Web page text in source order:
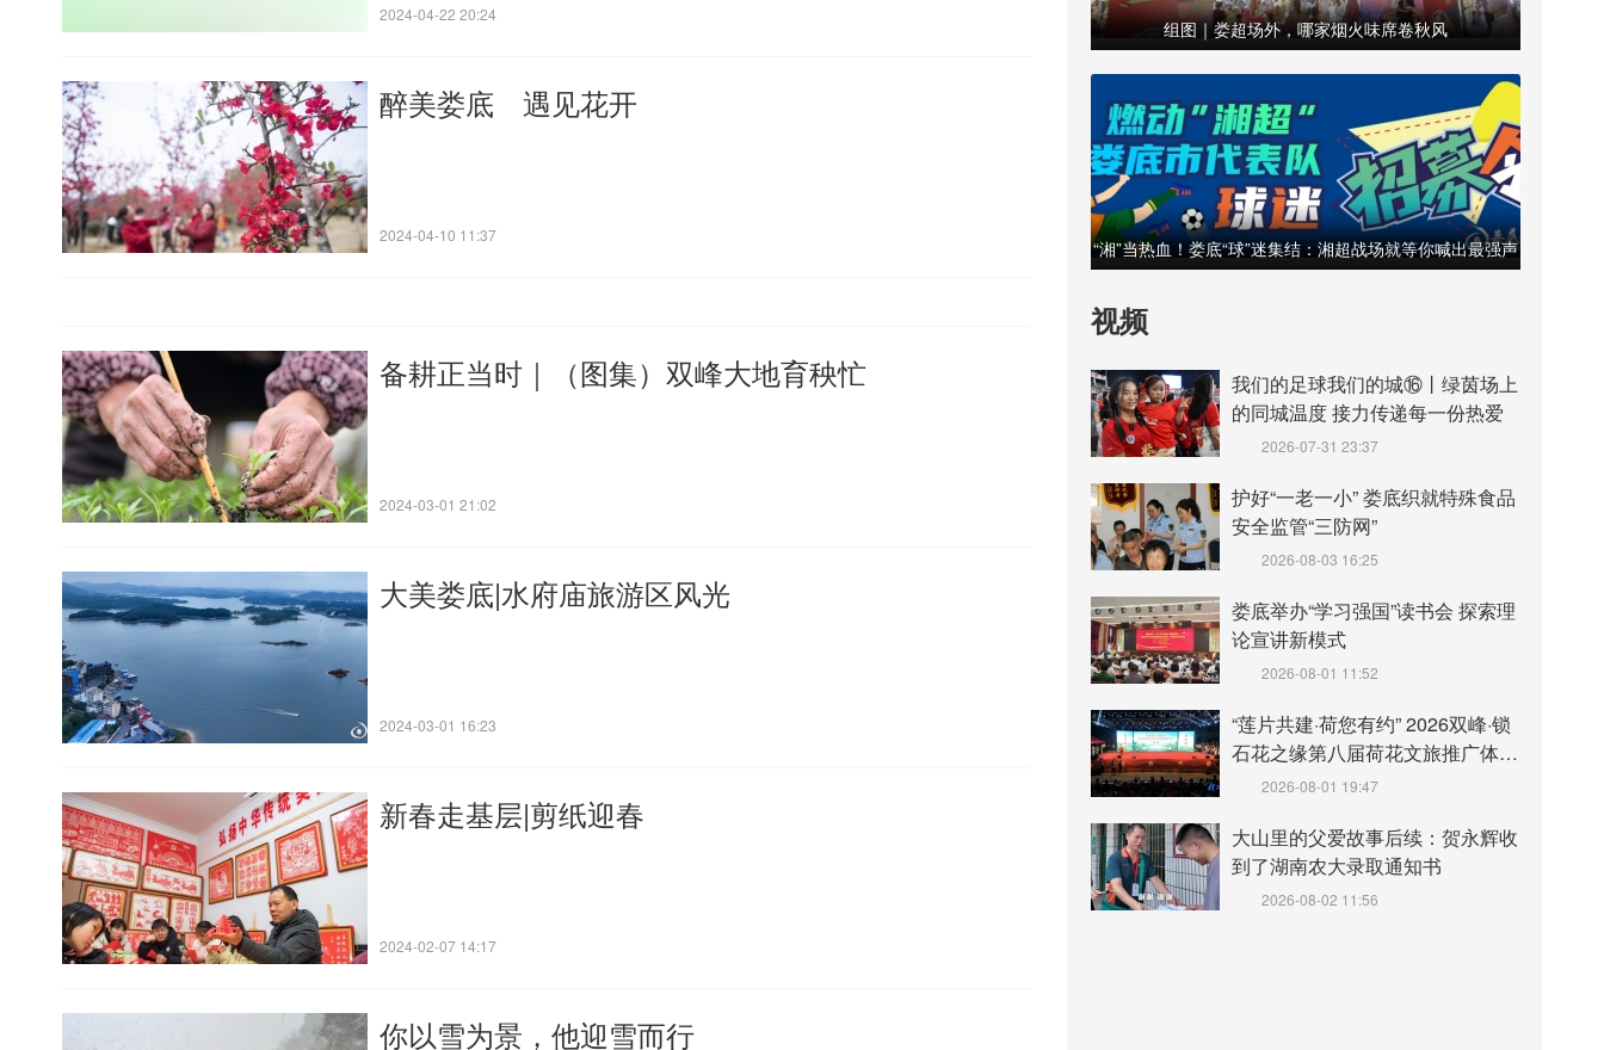
2024-04-22 20:24
醉美娄底 遇见花开
2024-04-10 11:37
备耕正当时｜（图集）双峰大地育秧忙
2024-03-01 21:02
大美娄底|水府庙旅游区风光
2024-03-01 16:23
新春走基层|剪纸迎春
2024-02-07 14:17
你以雪为景，他迎雪而行
组图｜娄超场外，哪家烟火味席卷秋风
“湘”当热血！娄底“球”迷集结：湘超战场就等你喊出最强声
视频
我们的足球我们的城⑯丨绿茵场上
的同城温度 接力传递每一份热爱
2026-07-31 23:37
护好“一老一小” 娄底织就特殊食品
安全监管“三防网”
2026-08-03 16:25
娄底举办“学习强国”读书会 探索理
论宣讲新模式
2026-08-01 11:52
“莲片共建·荷您有约” 2026双峰·锁
石花之缘第八届荷花文旅推广体验
月盛大开幕
2026-08-01 19:47
大山里的父爱故事后续：贺永辉收
到了湖南农大录取通知书
2026-08-02 11:56